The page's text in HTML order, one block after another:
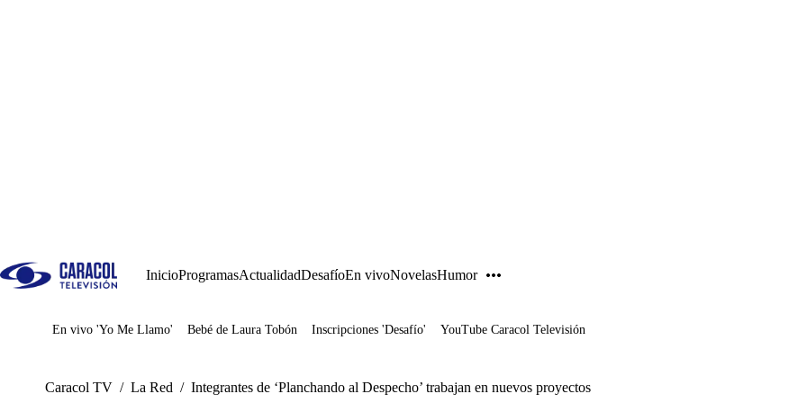
InicioProgramasActualidadDesafíoEn vivoNovelasHumor
Juegos
En vivo 'Yo Me Llamo' Bebé de Laura Tobón Inscripciones 'Desafío' YouTube Caracol Televisión
Caracol TV / La Red / Integrantes de ‘Planchando al Despecho’ trabajan en nuevos proyectos